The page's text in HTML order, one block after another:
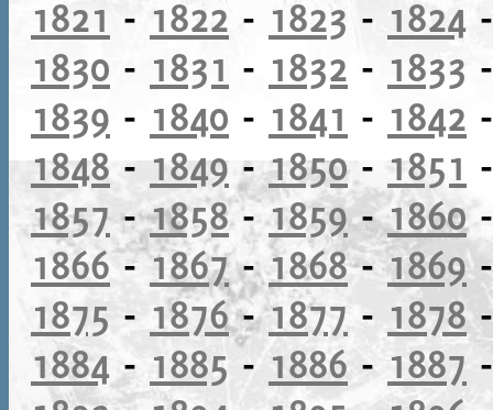
1821 - 1822 - 1823 - 1824
1830 - 1831 - 1832 - 1833
1839 - 1840 - 1841 - 1842
1848 - 1849 -1850- 1851
1857-1858-1859-1860
1866-1867-1868-1869
1875 - 1876-1877 - 1878
1884 -1885 - 1886 - 1887